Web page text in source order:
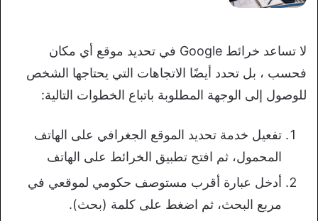
لا تساعد خرائط Google في تحديد موقع أي مكان
فحسب ، بل تحدد أيضًا الاتجاهات التي يحتاجها الشخص
للوصول إلى الوجهة المطلوبة باتباع الخطوات التالية:
تفعيل خدمة تحديد الموقع الجغرافي على الهاتف
المحمول، ثم افتح تطبيق الخرائط على الهاتف
أدخل عبارة أقرب مستوصف حكومي لموقعي في
مربع البحث، ثم اضغط على كلمة (بحث).